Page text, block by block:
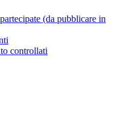
(da pubblicare in
controllati